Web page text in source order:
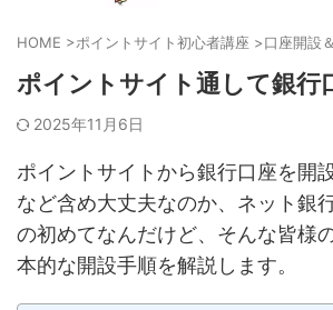
HOME >ポイントサイト初心者講座 >口座開設
ポイントサイト通して銀行
2025年11月6日
ポイントサイトから銀行口座を開
など含め大丈夫なのか、ネット銀
の初めてなんだけど、そんな皆様
本的な開設手順を解説します。